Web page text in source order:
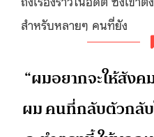
สำหรับหลายๆ คนที่ยัง
“ผมอยากจะให้สัง
ผม คนที่กลับตัวกลั